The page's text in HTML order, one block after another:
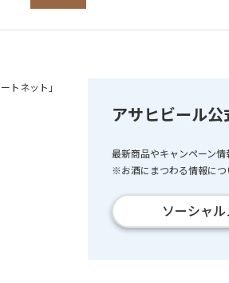
トネット」
アサヒビール公
最新商品やキャンペーン情
※お酒にまつわる情報につ
ソーシャ